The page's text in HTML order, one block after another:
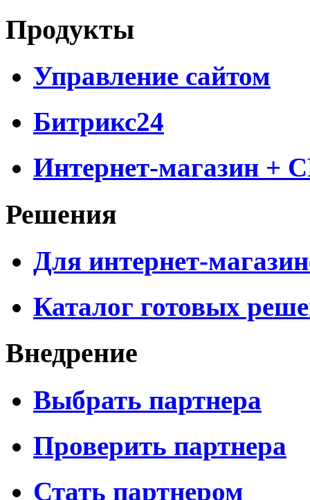
Продукты
Управление сайтом
Битрикс24
Интернет-магазин +
Решения
Для интернет-
Каталог готовых
Внедрение
Выбрать партнера
Проверить партнера
Стать партнером